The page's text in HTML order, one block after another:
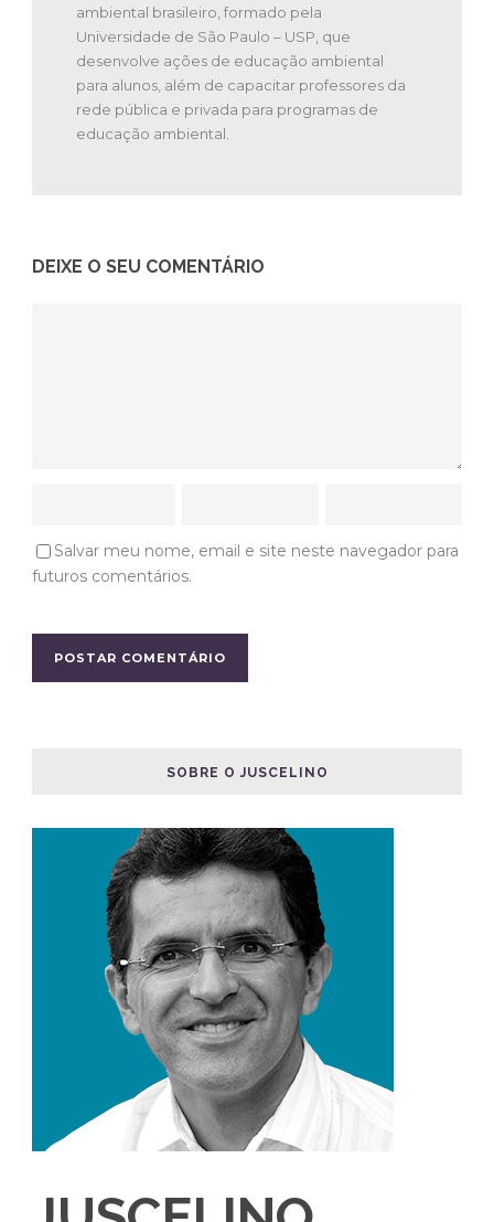
ambiental brasileiro, formado pela
Universidade de São Paulo – USP, que
desenvolve ações de educação ambiental
para alunos, além de capacitar professores da
rede pública e privada para programas de
educação ambiental.
DEIXE O SEU COMENTÁRIO
Salvar meu nome, email e site neste navegador para
futuros comentários.
SOBRE O JUSCELINO